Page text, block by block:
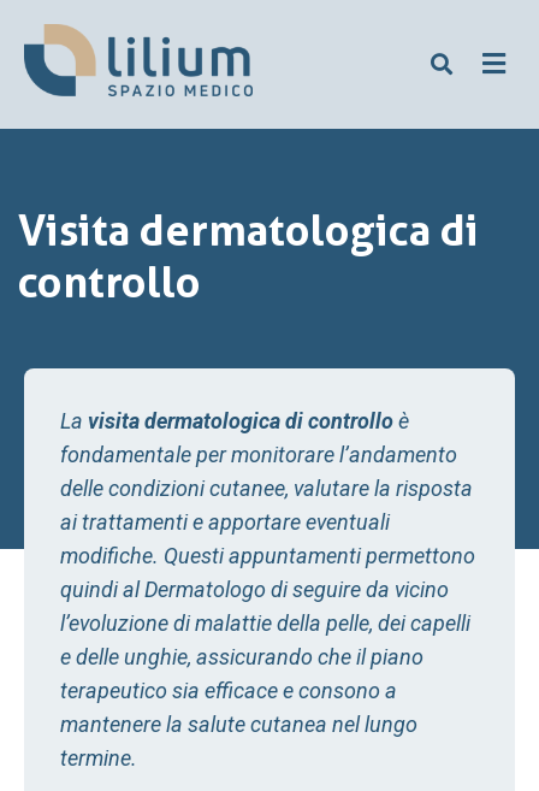
Visita dermatologica di
controllo
La visita dermatologica di controlloè
fondamentale per monitorare l’andamento
delle condizioni cutanee, valutare la risposta
ai trattamenti e apportare eventuali
modifiche. Questi appuntamenti permettono
quindi al Dermatologo di seguire da vicino
l’evoluzione di malattie della pelle, dei capelli
e delle unghie, assicurando che il piano
terapeutico sia efficace e consono a
mantenere la salute cutanea nel lungo
termine.